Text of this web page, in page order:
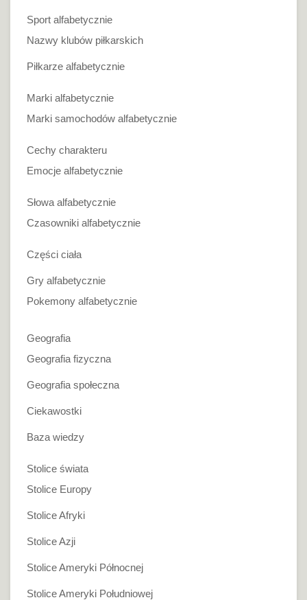
Sport alfabetycznie
Nazwy klubów piłkarskich
Piłkarze alfabetycznie
Marki alfabetycznie
Marki samochodów alfabetycznie
Cechy charakteru
Emocje alfabetycznie
Słowa alfabetycznie
Czasowniki alfabetycznie
Części ciała
Gry alfabetycznie
Pokemony alfabetycznie
Geografia
Geografia fizyczna
Geografia społeczna
Ciekawostki
Baza wiedzy
Stolice świata
Stolice Europy
Stolice Afryki
Stolice Azji
Stolice Ameryki Północnej
Stolice Ameryki Południowej